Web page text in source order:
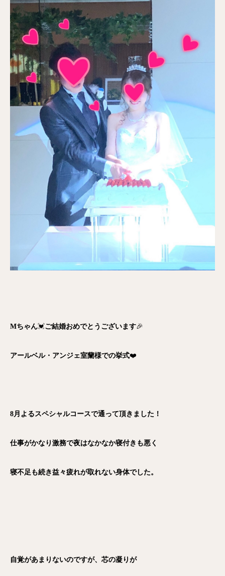
Mちゃん💓ご結婚おめでとうございます🎉
アールベル・アンジェ室蘭様での挙式❤️
8月よるスペシャルコースで通って頂きました！
仕事がかなり激務で夜はなかなか寝付きも悪く
寝不足も続き益々疲れが取れない身体でした。
自覚があまりないのですが、芯の凝りが